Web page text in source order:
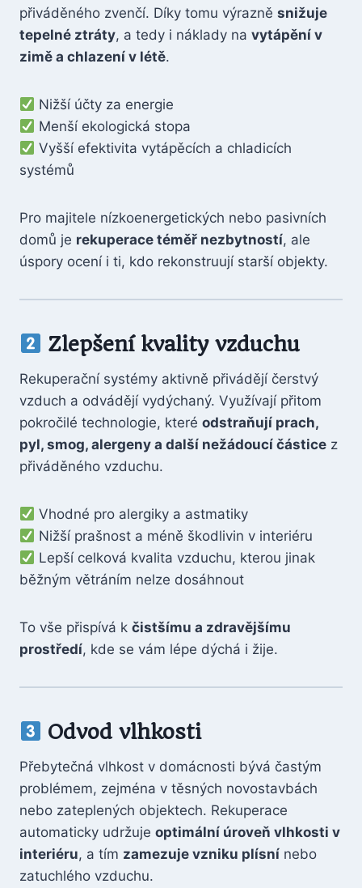
přiváděného zvenčí. Díky tomu výrazně snižuje
tepelné ztráty, a tedy i náklady na vytápění v
zimě a chlazení v létě.
Nižší účty za energie
Menší ekologická stopa
Vyšší efektivita vytápěcích a chladicích
systémů
Pro majitele nízkoenergetických nebo pasivních
domů je rekuperace téměř nezbytností, ale
úspory ocení i ti, kdo rekonstruují starší objekty.
Zlepšení kvality vzduchu
Rekuperační systémy aktivně přivádějí čerstvý
vzduch a odvádějí vydýchaný. Využívají přitom
pokročilé technologie, které odstraňují prach,
pyl, smog, alergeny a další nežádoucí částice z
přiváděného vzduchu.
Vhodné pro alergiky a astmatiky
Nižší prašnost a méně škodlivin v interiéru
Lepší celková kvalita vzduchu, kterou jinak
běžným větráním nelze dosáhnout
To vše přispívá k čistšímu a zdravějšímu
prostředí, kde se vám lépe dýchá i žije.
Odvod vlhkosti
Přebytečná vlhkost v domácnosti bývá častým
problémem, zejména v těsných novostavbách
nebo zateplených objektech. Rekuperace
automaticky udržuje optimální úroveň vlhkosti v
interiéru, a tím zamezuje vzniku plísní nebo
zatuchlého vzduchu.